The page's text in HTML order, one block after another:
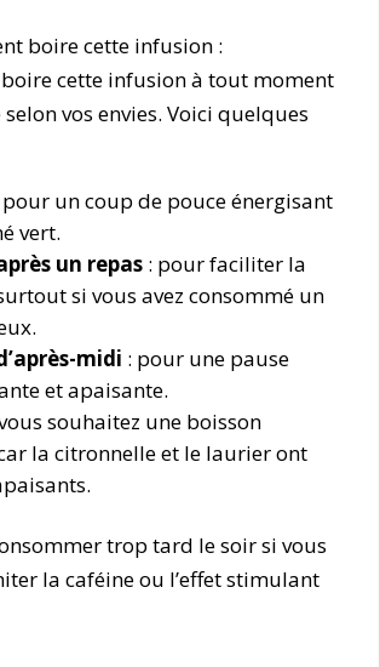
boire cette infusion :
cette infusion à tout moment
vos envies. Voici quelques
pour un coup de pouce énergisant
vert.
un repas : pour faciliter la
si vous avez consommé un
midi : pour une pause
et apaisante.
souhaitez une boisson
la citronnelle et le laurier ont
trop tard le soir si vous
la caféine ou l’effet stimulant